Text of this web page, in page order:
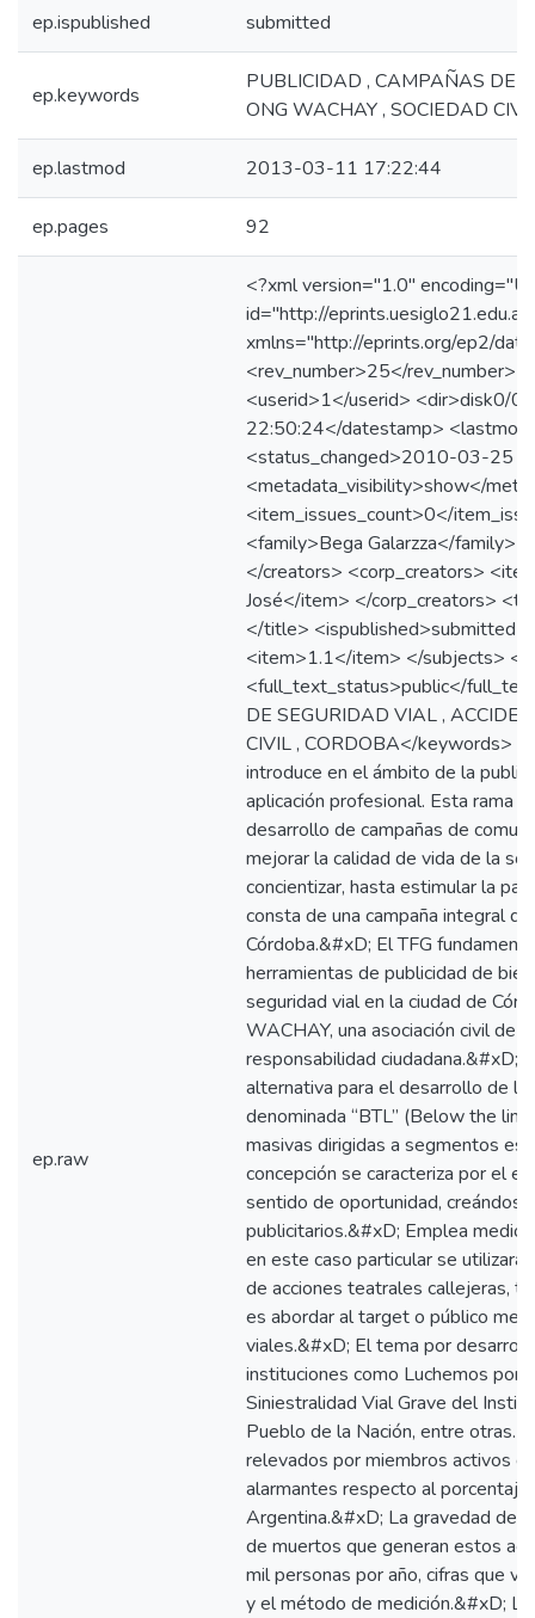
ep.ispublished submitted
ep.keywords
PUBLICIDAD , CAMPAÑAS DE
ONG WACHAY , SOCIEDAD
ep.lastmod 2013-03-11 17:22:44
ep.pages 92
ep.raw
<?xml version="1.0"
id="http://
xmlns="http://eprints.org/ep2/
<rev_number>25</rev_number>
<userid>1</userid> <dir>disk0/
22:50:24</datestamp>
<status_changed>2010-03-25
<metadata_visibility>show</
<item_issues_count>0</
<family>Bega Galarzza</family>
</creators> <corp_creators>
José</item> </corp_creators>
</title>
<item>1.1</item> </subjects>
<full_text_status>public</
DE SEGURIDAD VIAL ,
CIVIL , CORDOBA</keywords>
introduce en el ámbito de la
aplicación profesional. Esta rama
desarrollo de campañas de
mejorar la calidad de vida de la
concientizar, hasta estimular la
consta de una campaña integral
Córdoba.&#xD; El TFG
herramientas de publicidad de
seguridad vial en la ciudad de
WACHAY, una asociación civil de
responsabilidad ciudadana.&#xD;
alternativa para el desarrollo de
denominada “BTL” (Below the
masivas dirigidas a segmentos
concepción se caracteriza por el
sentido de oportunidad,
publicitarios.&#xD; Emplea
en este caso particular se utilizará
de acciones teatrales callejeras,
es abordar al target o público
viales.&#xD; El tema por
instituciones como Luchemos por
Siniestralidad Vial Grave del
Pueblo de la Nación, entre otras.
relevados por miembros activos
alarmantes respecto al
Argentina.&#xD; La gravedad del
de muertos que generan estos
mil personas por año, cifras que
y el método de medición.&#xD; La